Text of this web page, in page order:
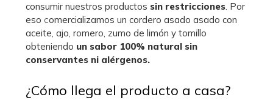
consumir nuestros productos sin restricciones. Por
eso comercializamos un cordero asadoasado con
aceite, ajo, romero, zumo de limón y tomillo
obteniendo un sabor 100% natural sin
conservantes ni alérgenos.
¿Cómo llega el producto a casa?